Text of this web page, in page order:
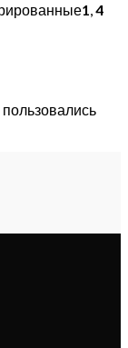
1,4